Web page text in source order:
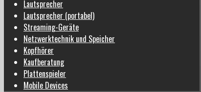
Lautsprecher
Lautsprecher (portabel)
Streaming-Geräte
Netzwerktechnik und Speicher
Kopfhörer
Kaufberatung
Plattenspieler
Mobile Devices